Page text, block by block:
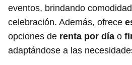
eventos, brindando
celebración. Además, ofrece
opciones de renta por día o
adaptándose a las